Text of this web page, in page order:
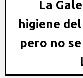
La
higiene
pero no